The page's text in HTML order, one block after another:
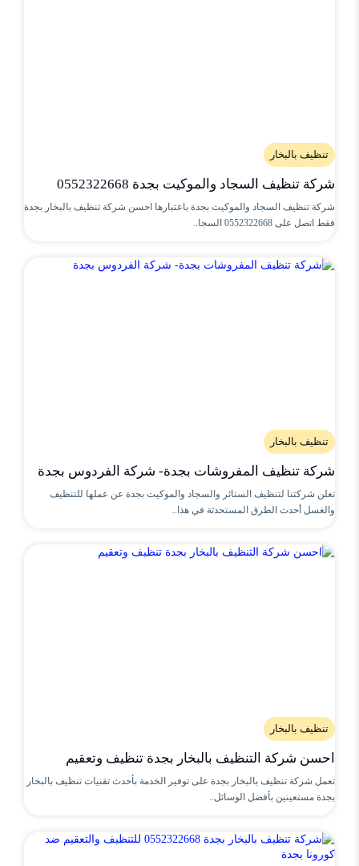
تنظيف بالبخار
شركة تنظيف السجاد والموكيت بجدة 0552322668
شركة تنظيف السجاد والموكيت بجدة باعتبارها احسن شركة تنظيف بالبخار بجدة
فقط اتصل على 0552322668 السجا..
تنظيف بالبخار
شركة تنظيف المفروشات بجدة- شركة الفردوس بجدة
تعلن شركتنا لتنظيف الستائر والسجاد والموكيت بجدة عن عملها للتنظيف
والغسل أحدث الطرق المستحدثة في هذا..
تنظيف بالبخار
احسن شركة التنظيف بالبخار بجدة تنظيف وتعقيم
تعمل شركة تنظيف بالبخار بجدة على توفير الخدمة بأحدث تقنيات تنظيف بالبخار
بجدة مستعينين بأفضل الوسائل..